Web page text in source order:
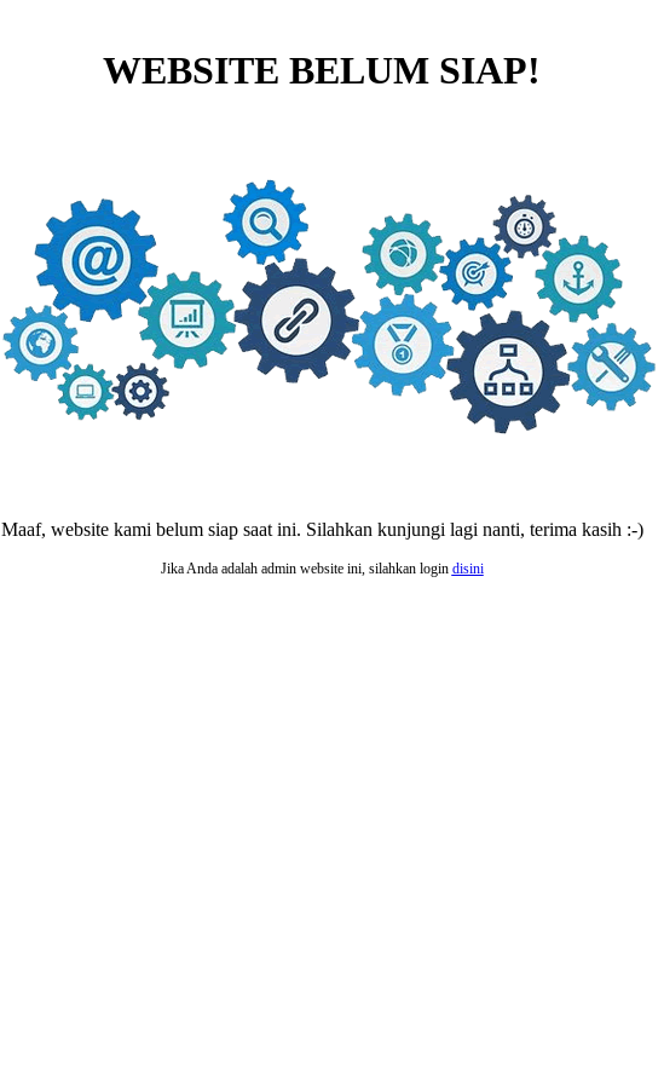
WEBSITE BELUM SIAP!
Maaf, website kami belum siap saat ini. Silahkan kunjungi lagi nanti, terima kasih :-)
Jika Anda adalah admin website ini, silahkan login disini